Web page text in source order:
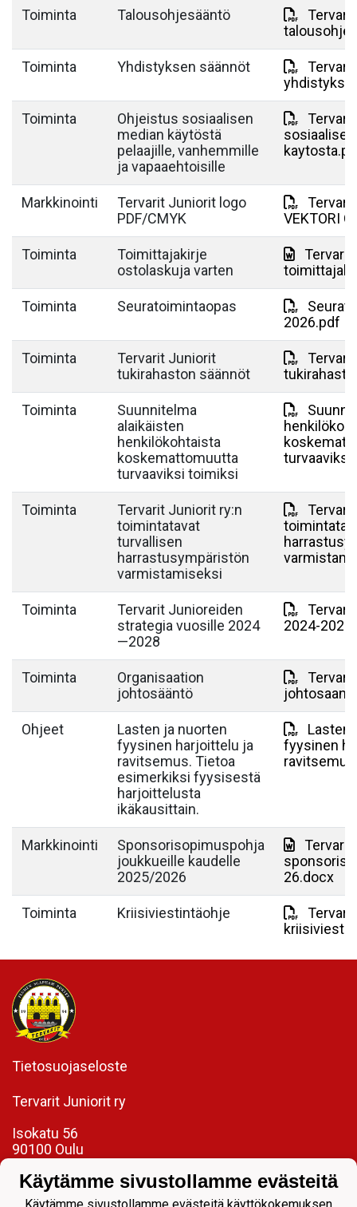
Toiminta Talousohjesääntö
Toiminta Yhdistyksen säännöt
Toiminta
Ohjeistus sosiaalisen
median käytöstä
pelaajille, vanhemmille
ja vapaaehtoisille
Markkinointi
Tervarit Juniorit logo
PDF/CMYK
VEKTORI
Toiminta
Toimittajakirje
ostolaskuja varten
Tervarit
Toiminta Seuratoimintaopas
2026.pdf
Toiminta
Tervarit Juniorit
tukirahaston säännöt
Toiminta
Suunnitelma
alaikäisten
henkilökohtaista
koskemattomuutta
turvaaviksi toimiksi
turvaaviksi
Toiminta
Tervarit Juniorit ry:n
toimintatavat
turvallisen
harrastusympäristön
varmistamiseksi
Toiminta
Tervarit Junioreiden
strategia vuosille 2024
—2028
2024-
Toiminta
Organisaation
johtosääntö
Ohjeet
Lasten ja nuorten
fyysinen harjoittelu ja
ravitsemus. Tietoa
esimerkiksi fyysisestä
harjoittelusta
ikäkausittain.
Lasten
fyysinen
Markkinointi
Sponsorisopimuspohja
joukkueille kaudelle
2025/2026
Tervarit
26.docx
Toiminta Kriisiviestintäohje
Tietosuojaseloste
Tervarit Juniorit ry
Isokatu 56
90100 Oulu
Laadukasta jalkapalloa jokaiselle.
Käytämme sivustollamme evästeitä